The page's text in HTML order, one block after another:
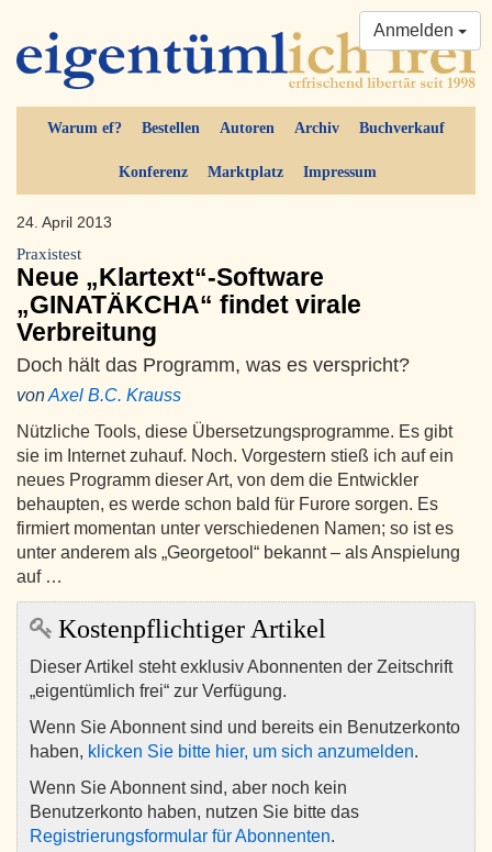
Warum ef? Bestellen Autoren Archiv Buchverkauf
Konferenz Marktplatz Impressum
Anmelden
24. April 2013
Praxistest
Neue „Klartext“-Software
„GINATÄKCHA“ findet virale
Verbreitung
Doch hält das Programm, was es verspricht?
vonAxel B.C. Krauss
Nützliche Tools, diese Übersetzungsprogramme. Es gibt
sie im Internet zuhauf. Noch. Vorgestern stieß ich auf ein
neues Programm dieser Art, von dem die Entwickler
behaupten, es werde schon bald für Furore sorgen. Es
firmiert momentan unter verschiedenen Namen; so ist es
unter anderem als „Georgetool“ bekannt – als Anspielung
auf …
Kostenpflichtiger Artikel
Dieser Artikel steht exklusiv Abonnenten der Zeitschrift
„eigentümlich frei“ zur Verfügung.
Wenn Sie Abonnent sind und bereits ein Benutzerkonto
haben, klicken Sie bitte hier, um sich anzumelden.
Wenn Sie Abonnent sind, aber noch kein
Benutzerkonto haben, nutzen Sie bitte das
Registrierungsformular für Abonnenten.